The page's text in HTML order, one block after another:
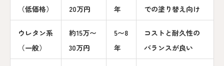
（低価格）
20万円
年
での塗り替え向け
ウレタン系
（一般）
約15万〜
30万円
5〜8
年
コストと耐久性の
バランスが良い